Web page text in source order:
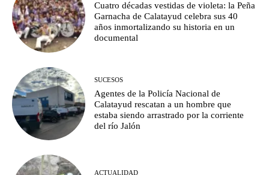
Cuatro décadas vestidas de violeta: la Peña
Garnacha de Calatayud celebra sus 40
años inmortalizando su historia en un
documental
SUCESOS
Agentes de la Policía Nacional de
Calatayud rescatan a un hombre que
estaba siendo arrastrado por la corriente
del río Jalón
ACTUALIDAD